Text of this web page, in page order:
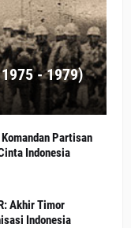
- 1979)
Partisan
Indonesia
Akhir Timor
Indonesia